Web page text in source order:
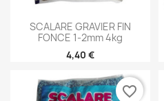
SCALARE GRAVIER FIN
FONCE 1-2mm 4kg
4,40 €
favorite_border